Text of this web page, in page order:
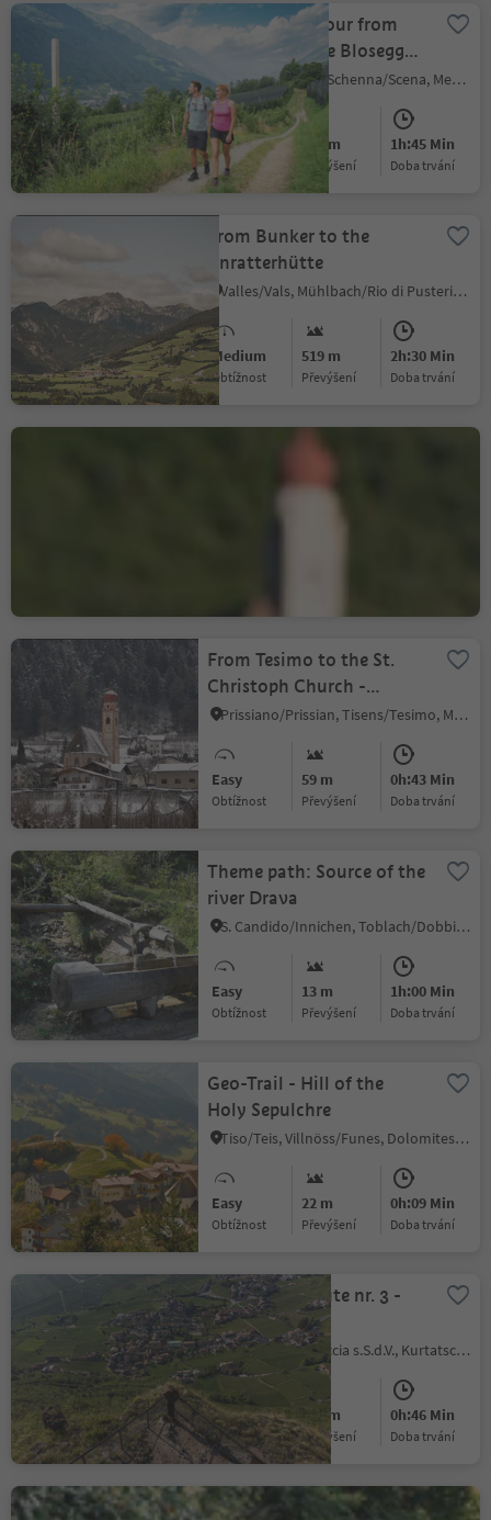
Circular hike tour from
Schenna on the Blosegg
hiking path
Scena/Schenna, Schenna/Scena, Meran/Merano and environs
Easy
Obtížnost
200 m
Převýšení
1h:45 Min
doba trvání
From Bunker to the
Anratterhütte
Valles/Vals, Mühlbach/Rio di Pusteria, Brixen/Bressanone and environs
Medium
Obtížnost
519 m
Převýšení
2h:30 Min
doba trvání
Circular walk through the
From Tesimo to the St.
Christoph Church -
Circular Hike at winter
Prissiano/Prissian, Tisens/Tesimo, Meran/Merano and environs
Easy
Obtížnost
59 m
Převýšení
0h:43 Min
doba trvání
Theme path: Source of the
river Drava
S. Candido/Innichen, Toblach/Dobbiaco, Dolomites Region 3 Zinnen
Easy
Obtížnost
13 m
Převýšení
1h:00 Min
doba trvání
Geo-Trail - Hill of the
Holy Sepulchre
Tiso/Teis, Villnöss/Funes, Dolomites Region Lüsen Villnöss
Easy
Obtížnost
22 m
Převýšení
0h:09 Min
doba trvání
Murundum route nr. 3 -
"Sitzkofel"
Kurtatsch/Cortaccia s.S.d.V., Kurtatsch an der Weinstraße/Cortaccia sulla Strada del Vino, Alto Adige Wine Road
Easy
Obtížnost
100 m
Převýšení
0h:46 Min
doba trvání
Algund Waalweg canal